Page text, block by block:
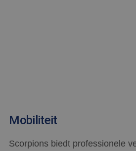
Mobiliteit
Scorpions biedt professionele